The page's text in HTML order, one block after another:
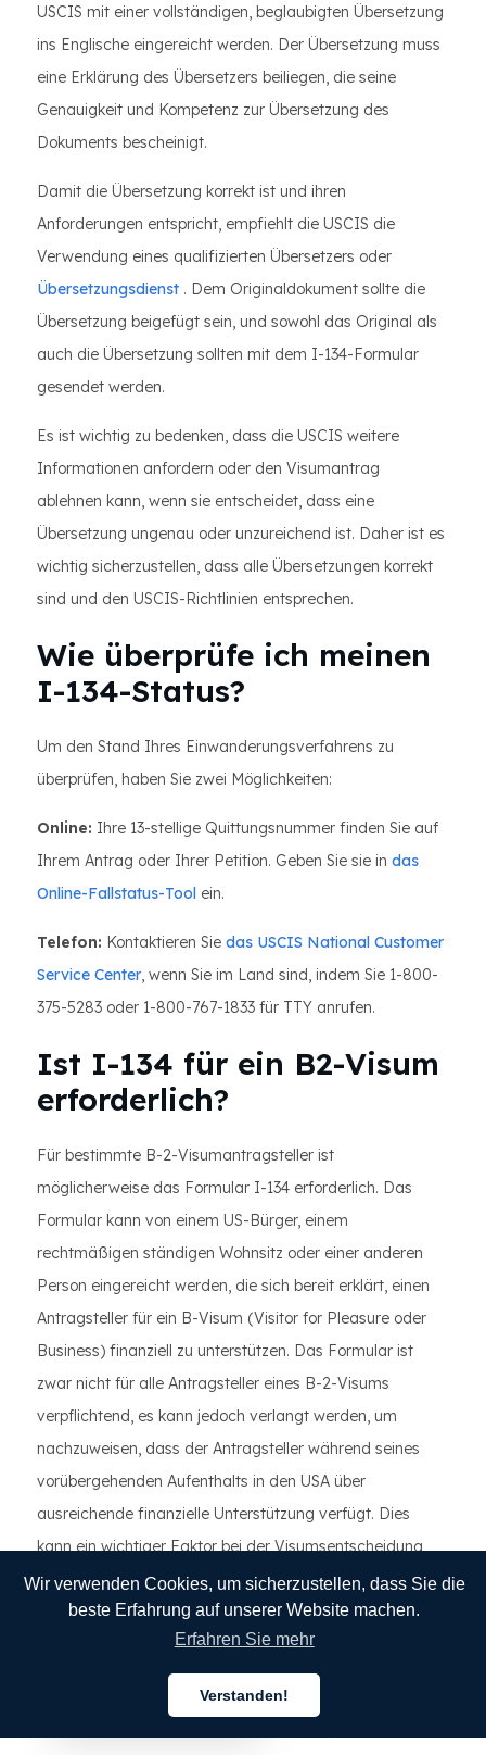
Wir verwenden Cookies, um sicherzustellen, dass Sie die
beste Erfahrung auf unserer Website machen.
Erfahren Sie mehr
Verstanden!
USCIS mit einer vollständigen, beglaubigten Übersetzung
ins Englische eingereicht werden. Der Übersetzung muss
eine Erklärung des Übersetzers beiliegen, die seine
Genauigkeit und Kompetenz zur Übersetzung des
Dokuments bescheinigt.
Damit die Übersetzung korrekt ist und ihren
Anforderungen entspricht, empfiehlt die USCIS die
Verwendung eines qualifizierten Übersetzers oder
Übersetzungsdienst . Dem Originaldokument sollte die
Übersetzung beigefügt sein, und sowohl das Original als
auch die Übersetzung sollten mit dem I-134-Formular
gesendet werden.
Es ist wichtig zu bedenken, dass die USCIS weitere
Informationen anfordern oder den Visumantrag
ablehnen kann, wenn sie entscheidet, dass eine
Übersetzung ungenau oder unzureichend ist. Daher ist es
wichtig sicherzustellen, dass alle Übersetzungen korrekt
sind und den USCIS-Richtlinien entsprechen.
Wie überprüfe ich meinen
I-134-Status?
Um den Stand Ihres Einwanderungsverfahrens zu
überprüfen, haben Sie zwei Möglichkeiten:
Online: Ihre 13-stellige Quittungsnummer finden Sie auf
Ihrem Antrag oder Ihrer Petition. Geben Sie sie in das
Online-Fallstatus-Tool ein.
Telefon: Kontaktieren Sie das USCIS National Customer
Service Center, wenn Sie im Land sind, indem Sie 1-800-
375-5283 oder 1-800-767-1833 für TTY anrufen.
Ist I-134 für ein B2-Visum
erforderlich?
Für bestimmte B-2-Visumantragsteller ist
möglicherweise das Formular I-134 erforderlich. Das
Formular kann von einem US-Bürger, einem
rechtmäßigen ständigen Wohnsitz oder einer anderen
Person eingereicht werden, die sich bereit erklärt, einen
Antragsteller für ein B-Visum (Visitor for Pleasure oder
Business) finanziell zu unterstützen. Das Formular ist
zwar nicht für alle Antragsteller eines B-2-Visums
verpflichtend, es kann jedoch verlangt werden, um
nachzuweisen, dass der Antragsteller während seines
vorübergehenden Aufenthalts in den USA über
ausreichende finanzielle Unterstützung verfügt. Dies
kann ein wichtiger Faktor bei der Visumsentscheidung
sein, wenn der Antragsteller einen Nachweis der
finanziellen Unterstützung vorlegen muss.
„Wir haben Informationen zur Einwanderung für unsere
Deutsch